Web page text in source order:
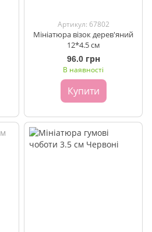
Артикул: 67802
Мініатюра візок дерев'яний
12*4.5 см
96.0 грн
В наявності
Купити